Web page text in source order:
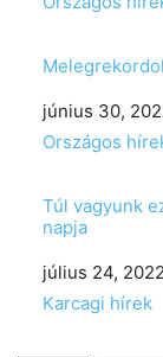
Date
június 30,
In relation to
Országos
Túl vagyunk
napja
Date
július 24, 2022
In relation to
Karcagi hírek